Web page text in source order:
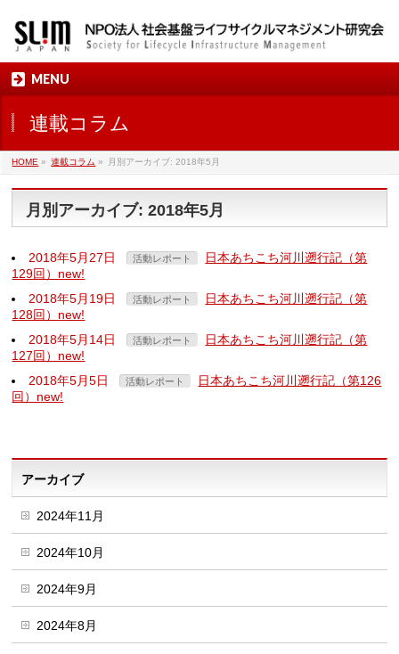
MENU
連載コラム
HOME » 連載コラム » 月別アーカイブ: 2018年5月
月別アーカイブ: 2018年5月
2018年5月27日 活動レポート
日本あちこち河川遡行記（第
129回）new!
2018年5月19日
活動レポート
日本あちこち河川遡行記（第
128回）new!
2018年5月14日
活動レポート
日本あちこち河川遡行記（第
127回）new!
2018年5月5日
活動レポート
日本あちこち河川遡行記（第126
回）new!
アーカイブ
2024年11月
2024年10月
2024年9月
2024年8月